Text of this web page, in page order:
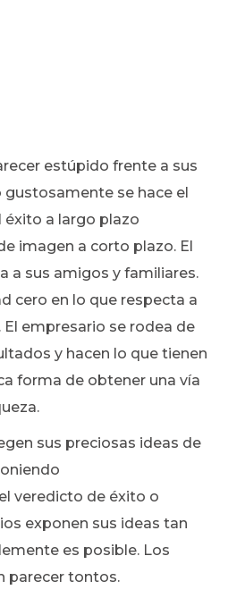
estúpido frente a sus
se hace el
a largo plazo
imagen a corto plazo. El
a sus amigos y familiares.
cero en lo que respecta a
El empresario se rodea de
y hacen lo que tienen
forma de obtener una vía
sus preciosas ideas de
veredicto de éxito o
exponen sus ideas tan
es posible. Los
parecer tontos.